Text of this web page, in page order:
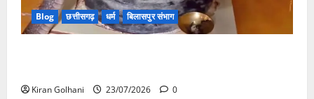
Blog छत्तीसगढ़ धर्म बिलासपुर संभाग
Kiran Golhani 23/07/2026 0